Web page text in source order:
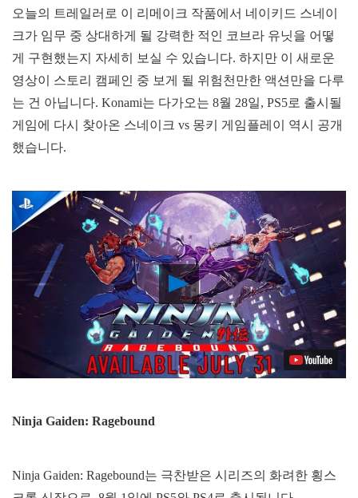
오늘의 트레일러로 이 리메이크 작품에서 네이키드 스네이
크가 임무 중 상대하게 될 강력한 적인 코브라 유닛을 어떻
게 구현했는지 자세히 보실 수 있습니다. 하지만 이 새로운
영상이 스토리 캠페인 중 보게 될 위험천만한 액션만을 다루
는 건 아닙니다. Konami는 다가오는 8월 28일, PS5로 출시될
게임에 다시 찾아온 스네이크 vs 몽키 게임플레이 역시 공개
했습니다.
Play
Video
Ninja Gaiden: Ragebound
Ninja Gaiden: Ragebound는 극찬받은 시리즈의 화려한 횡스